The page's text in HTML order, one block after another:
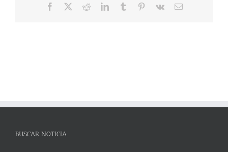
Facebook RedditLinkedInTumblr Pinterest
Vk
Correo
BUSCAR NOTICIA